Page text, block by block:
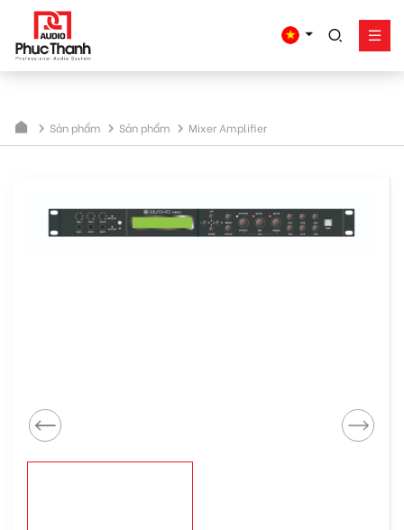
google-site-
verification=yz2nPeAgpmlr59pferIuX8UyGk4jogeTFsPvrVpGyHo
Về Phúc Thanh
Sản phẩm Sản phẩm Mixer Amplifier